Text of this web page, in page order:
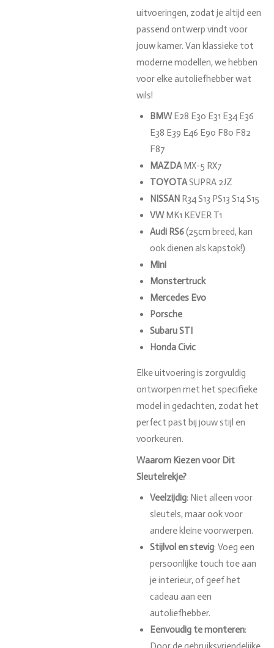
uitvoeringen, zodat je altijd een
passend ontwerp vindt voor
jouw kamer. Van klassieke tot
moderne modellen, we hebben
voor elke autoliefhebber wat
wils!
BMWE28 E30 E31 E34 E36
E38 E39 E46 E90 F80 F82
F87
MAZDAMX-5 RX7
TOYOTASUPRA 2JZ
NISSAN R34 S13 PS13 S14 S15
VWMK1 KEVER T1
Audi RS6(25cm breed, kan
ook dienen als kapstok!)
Mini
Monstertruck
Mercedes Evo
Porsche
Subaru STI
Honda Civic
Elke uitvoering is zorgvuldig
ontworpen met het specifieke
model in gedachten, zodat het
perfect past bij jouw stijl en
voorkeuren.
Waarom Kiezen voor Dit
Sleutelrekje?
Veelzijdig: Niet alleen voor
sleutels, maar ook voor
andere kleine voorwerpen.
Stijlvol en stevig: Voeg een
persoonlijke touch toe aan
je interieur, of geef het
cadeau aan een
autoliefhebber.
Eenvoudig te monteren: